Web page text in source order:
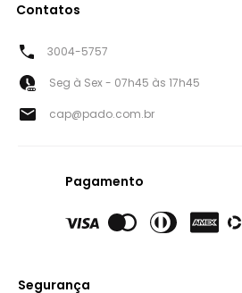
Contatos
3004-5757
Seg à Sex - 07h45 às 17h45
cap@pado.com.br
Pagamento
Segurança